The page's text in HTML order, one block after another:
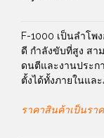
F-1000 เป็นลำโพ
ดี กำลังขับที่สูง สา
ดนตีและงานประก
ตั้งได้ทั้งภายในแล
ราคาสินค้าเป็นรา